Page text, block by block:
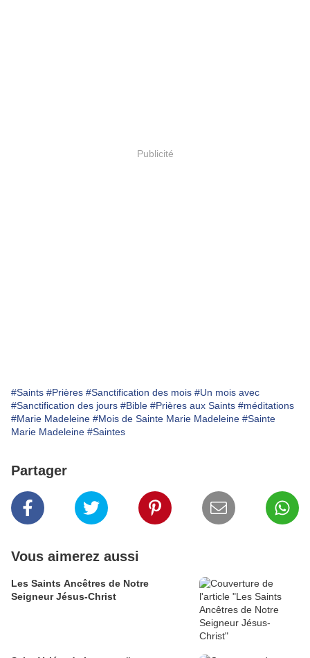
Publicité
#Saints #Prières #Sanctification des mois #Un mois avec
#Sanctification des jours #Bible #Prières aux Saints #méditations
#Marie Madeleine #Mois de Sainte Marie Madeleine #Sainte
Marie Madeleine #Saintes
Partager
Vous aimerez aussi
Les Saints Ancêtres de Notre
Seigneur Jésus-Christ